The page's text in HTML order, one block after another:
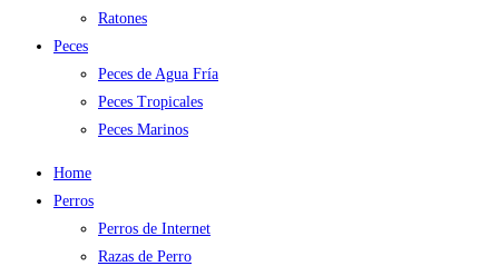
Ratones
Peces
Peces de Agua Fría
Peces Tropicales
Peces Marinos
Home
Perros
Perros de Internet
Razas de Perro